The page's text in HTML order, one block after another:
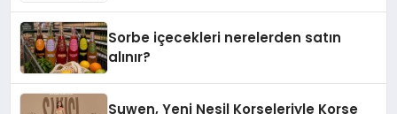
Sorbe içecekleri nerelerden satın
alınır?
Suwen, Yeni Nesil Korseleriyle Korse